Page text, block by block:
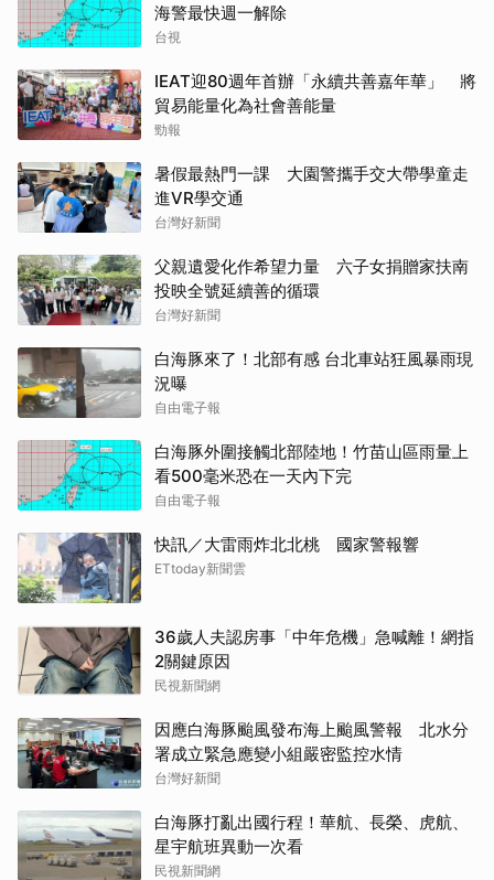
海警最快週一解除
台視
IEAT迎80週年首辦「永續共善嘉年華」 將
貿易能量化為社會善能量
勁報
暑假最熱門一課 大園警攜手交大帶學童走
進VR學交通
台灣好新聞
父親遺愛化作希望力量 六子女捐贈家扶南
投映全號延續善的循環
台灣好新聞
白海豚來了！北部有感 台北車站狂風暴雨現
況曝
自由電子報
白海豚外圍接觸北部陸地！竹苗山區雨量上
看500毫米恐在一天內下完
自由電子報
快訊／大雷雨炸北北桃 國家警報響
ETtoday新聞雲
36歲人夫認房事「中年危機」急喊離！網指
2關鍵原因
民視新聞網
因應白海豚颱風發布海上颱風警報 北水分
署成立緊急應變小組嚴密監控水情
台灣好新聞
白海豚打亂出國行程！華航、長榮、虎航、
星宇航班異動一次看
民視新聞網